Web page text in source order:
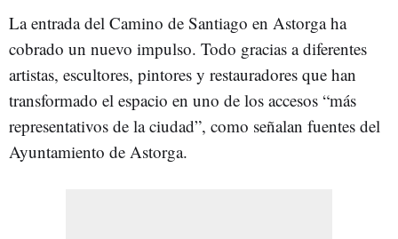
La entrada del Camino de Santiago en Astorga ha
cobrado un nuevo impulso. Todo gracias a diferentes
artistas, escultores, pintores y restauradores que han
transformado el espacio en uno de los accesos “más
representativos de la ciudad”, como señalan fuentes del
Ayuntamiento de Astorga.